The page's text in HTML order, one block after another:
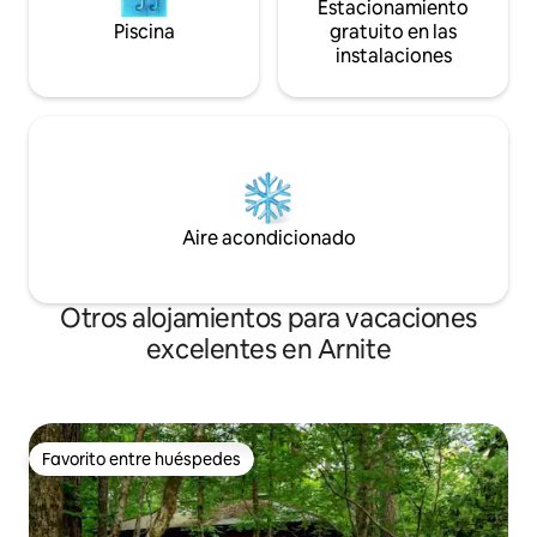
Piscina
Estacionamiento
gratuito en las
instalaciones
Aire acondicionado
Otros alojamientos para vacaciones
excelentes en Arnite
Favorito entre huéspedes
Favorito entre huéspedes